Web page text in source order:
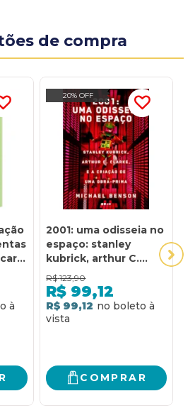
de compra
e
20% OFF
2001: uma odisseia no
espaço: stanley
kubrick, arthur C.
clarke, e a criação de
uma obra-prima
R$ 123,90
R$ 99,12
R$ 99,12
COMPRAR